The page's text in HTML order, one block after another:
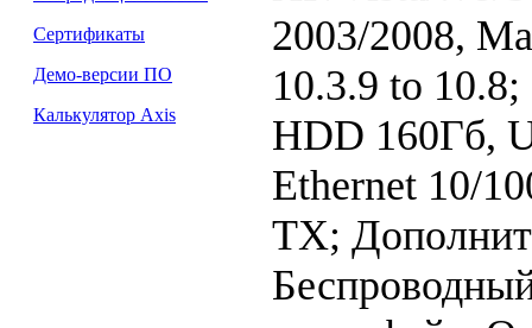
Сертификаты
Демо-версии ПО
Калькулятор Axis
2003/2008,
10.3.9 to
HDD 160Гб,
Ethernet 10/
TX;